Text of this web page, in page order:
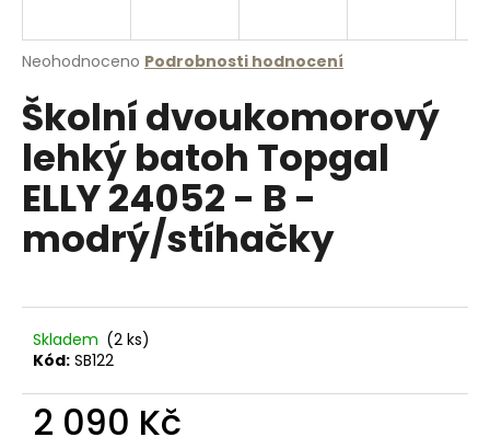
Průměrné
produktu
je
0,0
5
hvězdiček.
Neohodnoceno Podrobnosti hodnocení
Školní dvoukomorový
lehký batoh Topgal
ELLY 24052 - B -
modrý/stíhačky
Skladem (2 ks)
Kód: SB122
2 090 Kč
j
t
?
HLEDAT
D
o
p
o